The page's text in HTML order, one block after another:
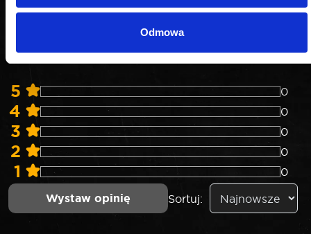
Odmowa
.0
5 0
4 0
3 0
2 0
1 0
Wystaw opinię Sortuj: